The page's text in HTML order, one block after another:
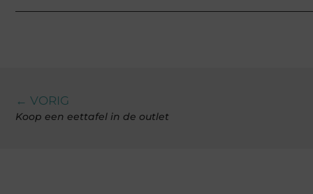
← VORIG
Koop een eettafel in de outlet